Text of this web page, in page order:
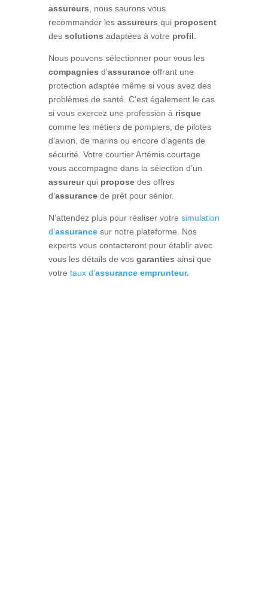
assureurs , nous saurons vous
recommander les assureurs qui proposent
des solutions adaptées à votre profil
Nous pouvons sélectionner pour vous les
compagnies d’assuranceoffrant une
protection adaptée même si vous avez des
problèmes de santé. C’est également le cas
si vous exercez une profession à risque
comme les métiers de pompiers, de pilotes
d’avion, de marins ou encore d’agents de
sécurité. Votre courtier Artémis courtage
vous accompagne dans la sélection d’un
assureurqui proposedes offres
d’assurancede prêt pour sénior.
N’attendez plus pour réaliser votre simulation
d’assurancesur notre plateforme. Nos
experts vous contacteront pour établir avec
vous les détails de vos garanties ainsi que
votre taux d’assurance emprunteur.